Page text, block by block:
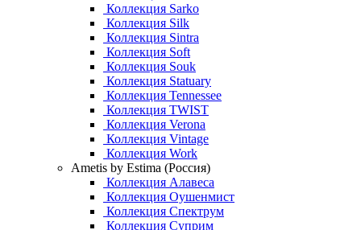
Коллекция Sarko
Коллекция Silk
Коллекция Sintra
Коллекция Soft
Коллекция Souk
Коллекция Statuary
Коллекция Tennessee
Коллекция TWIST
Коллекция Verona
Коллекция Vintage
Коллекция Work
Ametis by Estima (Россия)
Коллекция Алавеса
Коллекция Оушенмист
Коллекция Спектрум
Коллекция Суприм